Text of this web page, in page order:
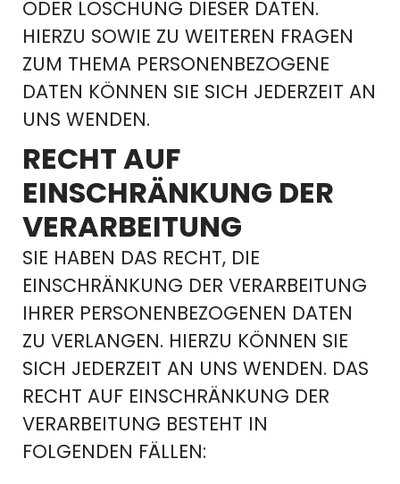
ODER LÖSCHUNG DIESER DATEN.
HIERZU SOWIE ZU WEITEREN FRAGEN
ZUM THEMA PERSONENBEZOGENE
DATEN KÖNNEN SIE SICH JEDERZEIT AN
UNS WENDEN.
RECHT AUF
EINSCHRÄNKUNG DER
VERARBEITUNG
SIE HABEN DAS RECHT, DIE
EINSCHRÄNKUNG DER VERARBEITUNG
IHRER PERSONENBEZOGENEN DATEN
ZU VERLANGEN. HIERZU KÖNNEN SIE
SICH JEDERZEIT AN UNS WENDEN. DAS
RECHT AUF EINSCHRÄNKUNG DER
VERARBEITUNG BESTEHT IN
FOLGENDEN FÄLLEN: